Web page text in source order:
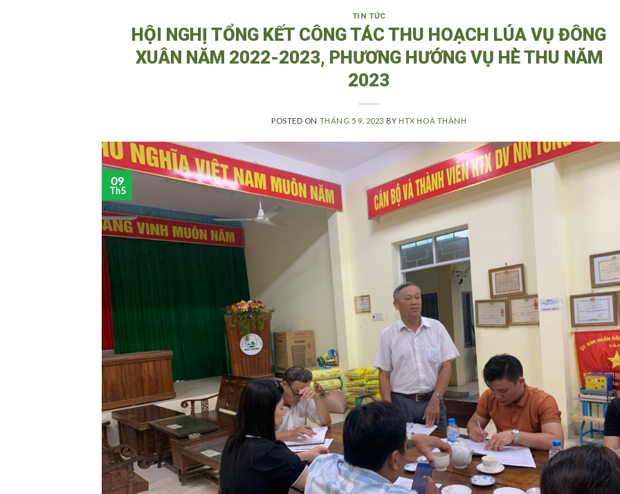
TIN TỨC
HỘI NGHỊ TỔNG KẾT CÔNG TÁC THU HOẠCH LÚA VỤ ĐÔNG
XUÂN NĂM 2022-2023, PHƯƠNG HƯỚNG VỤ HÈ THU NĂM
2023
POSTED ON THÁNG 5 9, 2023 BY HTX HOÀ THÀNH
09
Th5